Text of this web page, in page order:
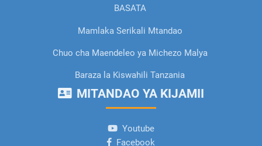
BASATA
Mamlaka Serikali Mtandao
Chuo cha Maendeleo ya Michezo Malya
Baraza la Kiswahili Tanzania
MITANDAO YA KIJAMII
Youtube
Facebook